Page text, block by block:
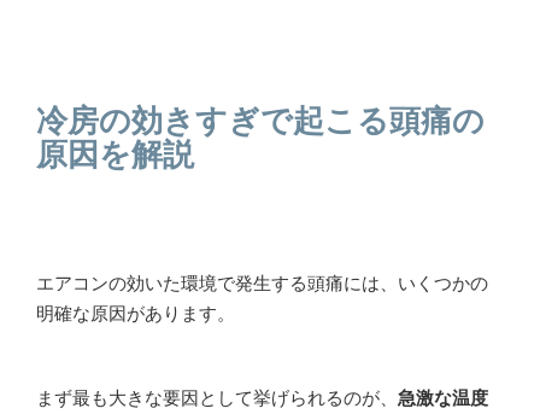
冷房の効きすぎで起こる頭痛の
原因を解説
エアコンの効いた環境で発生する頭痛には、いくつかの
明確な原因があります。
まず最も大きな要因として挙げられるのが、 急激な温度